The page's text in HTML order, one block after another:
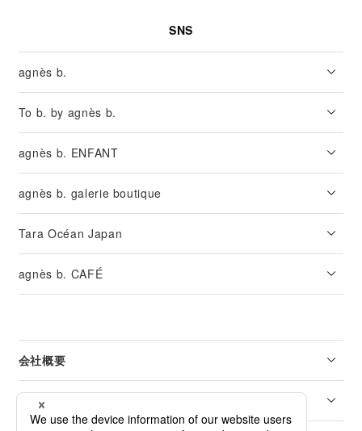
SNS
agnès b.
To b. by agnès b.
agnès b. ENFANT
agnès b. galerie boutique
Tara Océan Japan
agnès b. CAFÉ
会社概要
リーガル